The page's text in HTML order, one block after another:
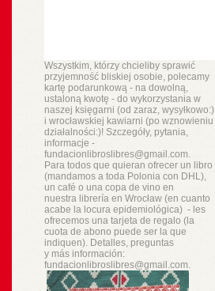
Wszystkim, którzy chcieliby sprawić
przyjemność bliskiej osobie, polecamy
kartę podarunkową - na dowolną,
ustaloną kwotę - do wykorzystania w
naszej księgarni (od zaraz, wysyłkowo:)
i wrocławskiej kawiarni (po wznowieniu
działalności:)! Szczegóły, pytania,
informacje -
fundacionlibroslibres@gmail.com.
Para todos que quieran ofrecer un libro
(mandamos a toda Polonia con DHL),
un café o una copa de vino en
nuestra libreríaen Wrocław (en cuanto
acabe la locura epidemiológica) - les
ofrecemos una tarjeta de regalo (la
cuota de abono puede ser la que
indiquen). Detalles, preguntas
y másinformación:
fundacionlibroslibres@gmail.com.